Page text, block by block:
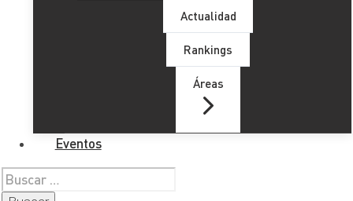
Actualidad
Rankings
Áreas
Eventos
Buscar:
obtengan los premios previstos en este apartado no
estarán obligados de presentar autoliquidación por este
, ya que se habrá practicado la correspondiente
retención o ingreso a cuenta por la entidad pagadora del
En el supuesto de que no se haya soportado
retención por el premio obtenido sí existirá obligación de
autoliquidar el gravamen.